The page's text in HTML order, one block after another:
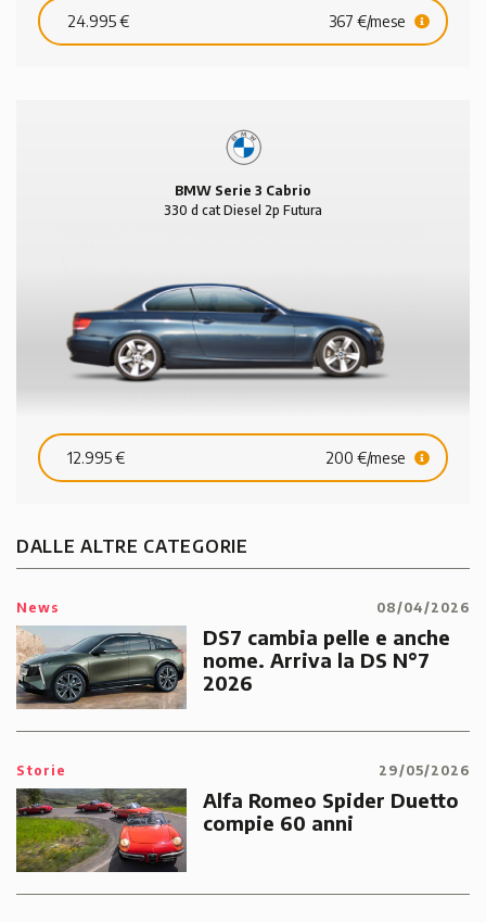
24.995 € 367 €/mese
BMW Serie 3 Cabrio
330 d cat Diesel 2p Futura
12.995 € 200 €/mese
DALLE ALTRE CATEGORIE
News 08/04/2026
DS7 cambia pelle e anche
nome. Arriva la DS N°7
2026
Storie 29/05/2026
Alfa Romeo Spider Duetto
compie 60 anni